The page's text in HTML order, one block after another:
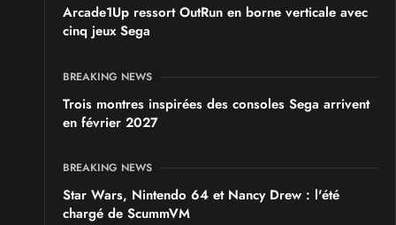
Arcade1Up ressort OutRun en borne verticale avec
cinq jeux Sega
BREAKING NEWS
Trois montres inspirées des consoles Sega arrivent
en février 2027
BREAKING NEWS
Star Wars, Nintendo 64 et Nancy Drew : l'été
chargé de ScummVM